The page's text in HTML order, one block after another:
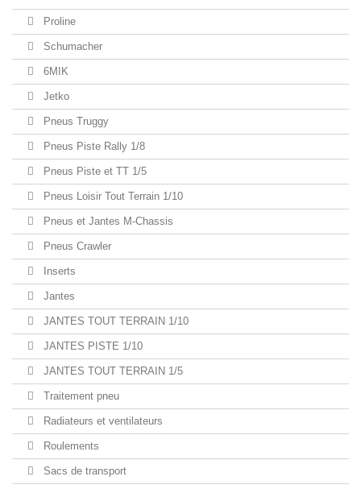
Proline
Schumacher
6MIK
Jetko
Pneus Truggy
Pneus Piste Rally 1/8
Pneus Piste et TT 1/5
Pneus Loisir Tout Terrain 1/10
Pneus et Jantes M-Chassis
Pneus Crawler
Inserts
Jantes
JANTES TOUT TERRAIN 1/10
JANTES PISTE 1/10
JANTES TOUT TERRAIN 1/5
Traitement pneu
Radiateurs et ventilateurs
Roulements
Sacs de transport